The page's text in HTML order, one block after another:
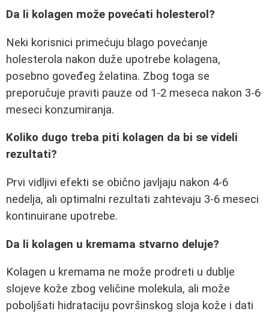
Da li kolagen može povećati holesterol?
Neki korisnici primećuju blago povećanje
holesterola nakon duže upotrebe kolagena,
posebno goveđeg želatina. Zbog toga se
preporučuje praviti pauze od 1-2 meseca nakon 3-6
meseci konzumiranja.
Koliko dugo treba piti kolagen da bi se videli
rezultati?
Prvi vidljivi efekti se obično javljaju nakon 4-6
nedelja, ali optimalni rezultati zahtevaju 3-6 meseci
kontinuirane upotrebe.
Da li kolagen u kremama stvarno deluje?
Kolagen u kremama ne može prodreti u dublje
slojeve kože zbog veličine molekula, ali može
poboljšati hidrataciju površinskog sloja kože i dati